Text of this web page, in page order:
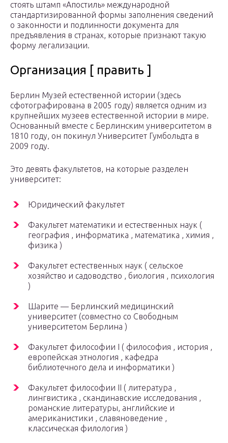
стоять штамп «Апостиль» международной
стандартизированной формы заполнения сведений
о законности и подлинности документа для
предъявления в странах, которые признают такую
форму легализации.
Организация [ править ]
Берлин Музей естественной истории (здесь
сфотографирована в 2005 году) является одним из
крупнейших музеев естественной истории в мире.
Основанный вместе с Берлинским университетом в
1810 году, он покинул Университет Гумбольдта в
2009 году.
Это девять факультетов, на которые разделен
университет:
Юридический факультет
Факультет математики и естественных наук (
география , информатика , математика , химия ,
физика )
Факультет естественных наук ( сельское
хозяйство и садоводство , биология , психология
)
Шарите — Берлинский медицинский
университет (совместно со Свободным
университетом Берлина )
Факультет философии I ( философия , история ,
европейская этнология , кафедра
библиотечного дела и информатики )
Факультет философии II ( литература ,
лингвистика , скандинавские исследования ,
романские литературы, английские и
американистики , славяноведение ,
классическая филология )